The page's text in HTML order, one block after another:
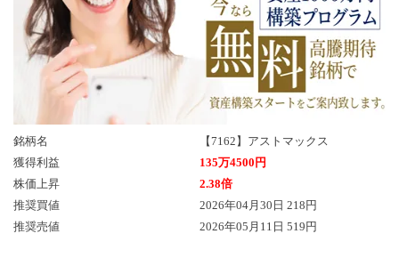
銘柄名
【7162】アストマックス
獲得利益
135万4500円
株価上昇
2.38倍
推奨買値
2026年04月30日 218円
推奨売値
2026年05月11日 519円